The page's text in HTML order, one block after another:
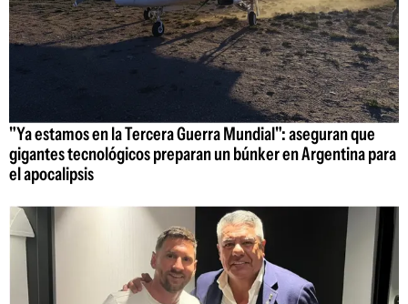
"Ya estamos en la Tercera Guerra Mundial": aseguran que
gigantes tecnológicos preparan un búnker en Argentina para
el apocalipsis